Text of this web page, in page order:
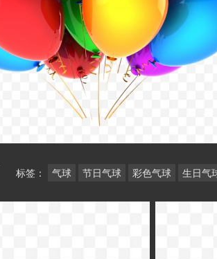
标签： 气球 节日气球 彩色气球 生日气